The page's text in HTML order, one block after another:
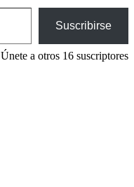
Suscribirse
Únete a otros 16 suscriptores